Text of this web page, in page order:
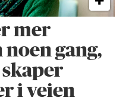
mer
gang,
i veien